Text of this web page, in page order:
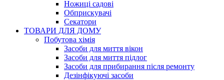
Ножиці садові
Обприскувачі
Секатори
ТОВАРИ ДЛЯ ДОМУ
Побутова хімія
Засоби для миття вікон
Засоби для миття підлог
Засоби для прибирання після ремонту
Дезінфікуючі засоби